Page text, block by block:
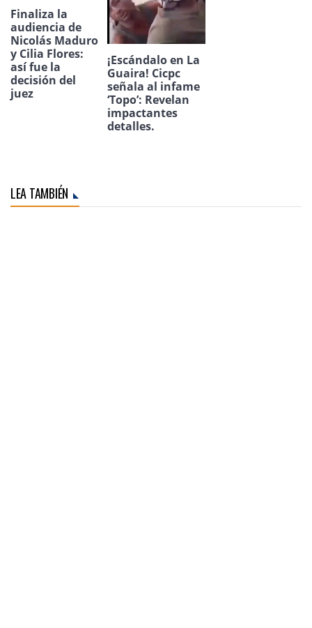
Finaliza la
audiencia de
Nicolás Maduro
y Cilia Flores:
así fue la
decisión del
juez
¡Escándalo en La
Guaira! Cicpc
señala al infame
‘Topo’: Revelan
impactantes
detalles.
LEA TAMBIÉN